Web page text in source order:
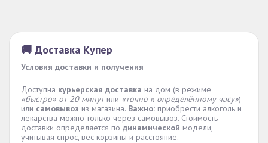
🚚 Доставка Купер
Условия доставки и получения
Доступна курьерская доставка на дом (в режиме
«быстро» от 20 минутили «точно к определённому часу»)
или самовывоз из магазина. Важно: приобрести алкоголь и
лекарства можнотолько через самовывоз. Стоимость
доставки определяется по динамической модели,
учитывая спрос, вес корзины и расстояние.